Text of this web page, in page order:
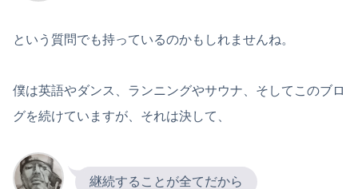
という質問でも持っているのかもしれませんね。
僕は英語やダンス、ランニングやサウナ、そしてこのブロ
グを続けていますが、それは決して、
継続することが全てだから